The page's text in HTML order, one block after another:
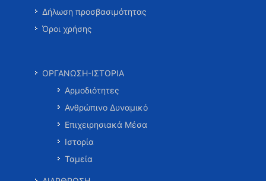
Δήλωση προσβασιμότητας
Όροι χρήσης
ΟΡΓΑΝΩΣΗ-ΙΣΤΟΡΙΑ
Αρμοδιότητες
Ανθρώπινο Δυναμικό
Επιχειρησιακά Μέσα
Ιστορία
Ταμεία